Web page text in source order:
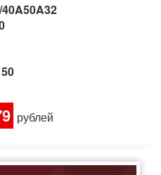
50
рублей